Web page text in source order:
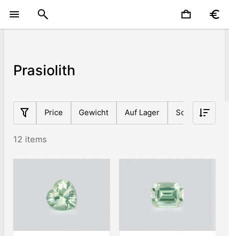
Prasiolith
Price Gewicht Auf Lager Schnittform
12 items